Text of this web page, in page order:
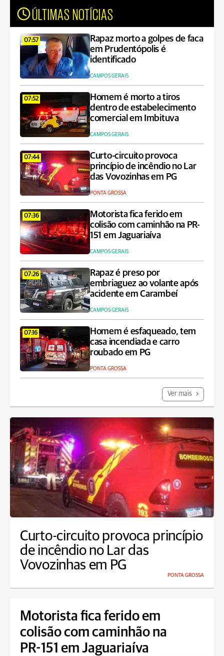
ÚLTIMAS NOTÍCIAS
07:57
Rapaz morto a golpes de faca
em Prudentópolis é
identificado
CAMPOS GERAIS
07:52
Homem é morto a tiros
dentro de estabelecimento
comercial em Imbituva
CAMPOS GERAIS
07:44
Curto-circuito provoca
princípio de incêndio no Lar
das Vovozinhas em PG
PONTA GROSSA
07:36
Motorista fica ferido em
colisão com caminhão na PR-
151 em Jaguariaíva
CAMPOS GERAIS
07:26
Rapaz é preso por
embriaguez ao volante após
acidente em Carambeí
CAMPOS GERAIS
07:16
Homem é esfaqueado, tem
casa incendiada e carro
roubado em PG
PONTA GROSSA
Ver mais
Curto-circuito provoca princípio
de incêndio no Lar das
Vovozinhas em PG
PONTA GROSSA
Motorista fica ferido em
colisão com caminhão na
PR-151 em Jaguariaíva